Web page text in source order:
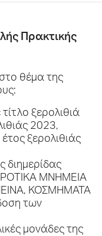
Πρακτικής
θέμα της
ξερολιθιά
2023,
ξερολιθιάς
διημερίδας
ΜΝΗΜΕΙΑ
ΚΟΣΜΗΜΑΤΑ
των
μονάδες της